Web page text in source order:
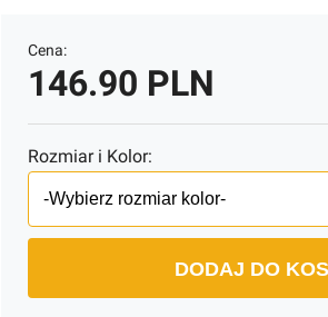
Cena:
146.90 PLN
Rozmiar i Kolor:
DODAJ DO